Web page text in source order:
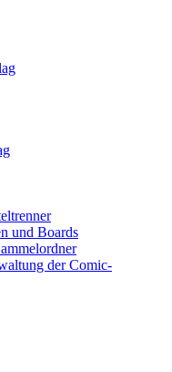
und Boards
der Comic-